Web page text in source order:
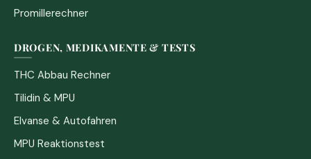
Promillerechner
DROGEN, MEDIKAMENTE & TESTS
THC Abbau Rechner
Tilidin & MPU
Elvanse & Autofahren
MPU Reaktionstest